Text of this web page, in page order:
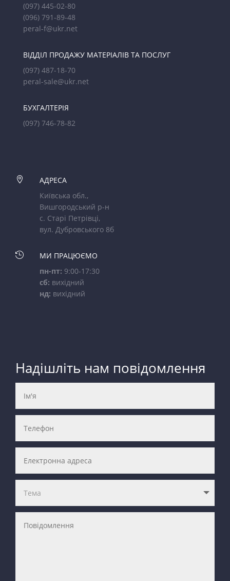
(097) 445-02-80
(096) 791-89-48
peral-f@ukr.net
ВІДДІЛ ПРОДАЖУ МАТЕРІАЛІВ ТА ПОСЛУГ
(097) 487-18-70
peral-sale@ukr.net
БУХГАЛТЕРІЯ
(097) 746-78-82

АДРЕСА
Київська обл.,
Вишгородський р-н
с. Старі Петрівці,
вул. Дубровського 8б

МИ ПРАЦЮЄМО
пн-пт: 9:00-17:30
сб: вихідний
нд: вихідний
Надішліть нам повідомлення